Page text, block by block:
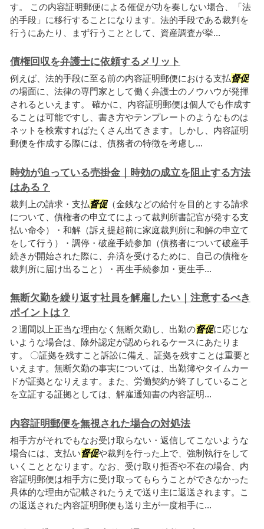
す。 この内容証明郵便による催促が功を奏しない場合、「法
的手段」に移行することになります。法的手段である裁判を
行うにあたり、まず行うこととして、資産調査が挙...
債権回収を弁護士に依頼するメリット
例えば、法的手段に至る前の内容証明郵便における支払督促
の場面に、法律の専門家として働く弁護士のノウハウが発揮
されるといえます。 確かに、内容証明郵便は個人でも作成す
ることは可能ですし、書き方やテンプレートのようなものは
ネットを検索すればたくさん出てきます。しかし、内容証明
郵便を作成する際には、債務者の特徴を考慮し...
時効が迫っている売掛金｜時効の成立を阻止する方法
はある？
裁判上の請求・支払督促（金銭などの給付を目的とする請求
について、債権者の申立てによって裁判所書記官が発する支
払い命令）・和解（訴え提起前に家庭裁判所に和解の申立て
をして行う）・調停・破産手続参加（債務者について破産手
続きが開始された際に、弁済を受けるために、自己の債権を
裁判所に届け出ること）・再生手続参加・更生手...
無断欠勤を繰り返す社員を解雇したい｜注意するべき
ポイントは？
２週間以上正当な理由なく無断欠勤し、出勤の督促に応じな
いような場合は、除外認定が認められるケースにあたりま
す。 〇証拠を残すこと訴訟に備え、証拠を残すことは重要と
いえます。無断欠勤の事実については、出勤簿やタイムカー
ドが証拠となりえます。また、労働契約が終了していること
を立証する証拠としては、解雇通知書の内容証明...
内容証明郵便を無視された場合の対処法
相手方がそれでもなお受け取らない・返信してこないような
場合には、支払い督促や裁判を行った上で、強制執行をして
いくこととなります。なお、受け取り拒否や不在の場合、内
容証明郵便は相手方に受け取ってもらうことができなかった
具体的な理由が記載されたうえで送り主に返送されます。こ
の返送された内容証明郵便も送り主が一度相手に...